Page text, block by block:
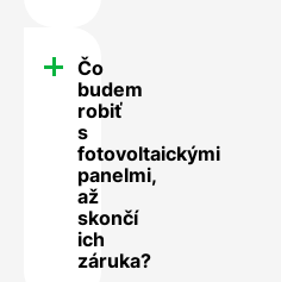
Čo
budem
robiť
s
fotovoltaickými
panelmi,
až
skončí
ich
záruka?